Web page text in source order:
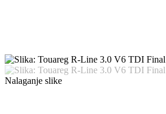
Nalaganje slike